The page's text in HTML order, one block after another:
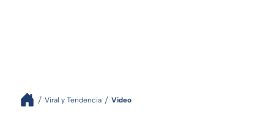
Viral y Tendencia Video